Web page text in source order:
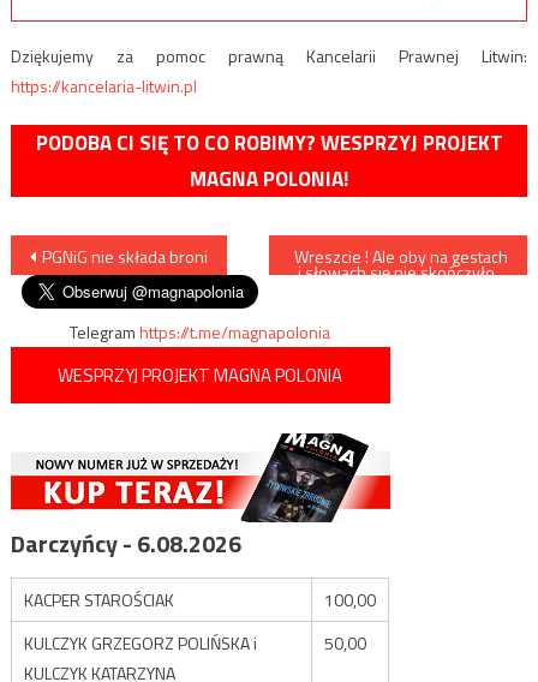
Dziękujemy za pomoc prawną Kancelarii Prawnej Litwin:
https://kancelaria-litwin.pl
PODOBA CI SIĘ TO CO ROBIMY? WESPRZYJ PROJEKT
MAGNA POLONIA!
Nawigacja
wpisu
PGNiG nie składa broni Wreszcie ! Ale oby na gestach
i słowach się nie skończyło…
Telegramhttps://t.me/magnapolonia
WESPRZYJ PROJEKT MAGNA POLONIA
Darczyńcy - 6.08.2026
KACPER STAROŚCIAK
100,00
KULCZYK GRZEGORZ POLIŃSKA i
KULCZYK KATARZYNA
50,00